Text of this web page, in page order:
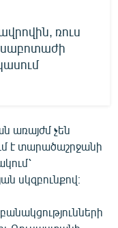
ռուս
սաբոտաժի
առայժմ չեն
է տարածաշրջանի
սկզբունքով։